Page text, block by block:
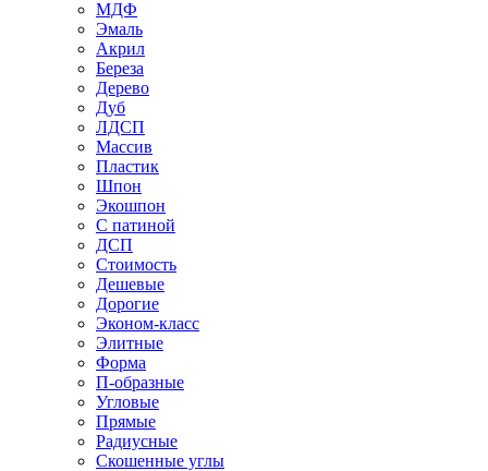
МДФ
Эмаль
Акрил
Береза
Дерево
Дуб
ЛДСП
Массив
Пластик
Шпон
Экошпон
С патиной
ДСП
Стоимость
Дешевые
Дорогие
Эконом-класс
Элитные
Форма
П-образные
Угловые
Прямые
Радиусные
Скошенные углы